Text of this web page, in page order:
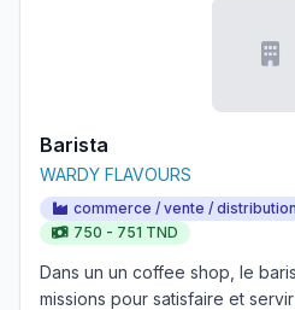
Barista
WARDY FLAVOURS
commerce / vente / distribution
750 - 751 TND
Dans un un coffee shop, le
missions pour satisfaire et